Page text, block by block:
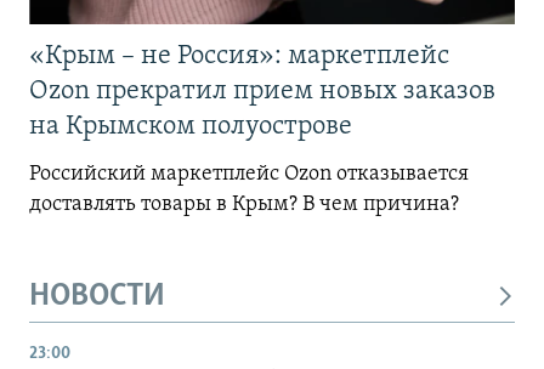
«Крым – не Россия»: маркетплейс
Ozon прекратил прием новых заказов
на Крымском полуострове
Российский маркетплейс Ozon отказывается
доставлять товары в Крым? В чем причина?
НОВОСТИ
23:00